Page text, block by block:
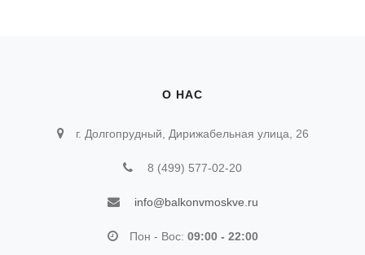
О НАС
г. Долгопрудный, Дирижабельная улица, 26
8 (499) 577-02-20
info@balkonvmoskve.ru
Пон - Вос: 09:00 - 22:00